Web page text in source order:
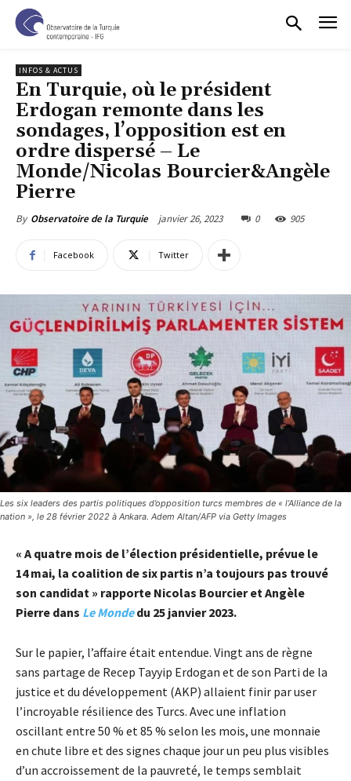
INFOS & ACTUS
En Turquie, où le président
Erdogan remonte dans les
sondages, l’opposition est en
ordre dispersé – Le
Monde/Nicolas Bourcier&Angèle
Pierre
By Observatoire de la Turquie janvier 26, 2023 0 905
Facebook Twitter
Les six leaders des partis politiques d’opposition turcs membres de « l’Alliance de la
nation », le 28 février 2022 à Ankara. Adem Altan/AFP via Getty Images
« A quatre mois de l’élection présidentielle, prévue le
14 mai, la coalition de six partis n’a toujours pas trouvé
son candidat » rapporte Nicolas Bourcier et Angèle
Pierre dans Le Mondedu 25 janvier 2023.
Sur le papier, l’affaire était entendue. Vingt ans de règne
sans partage de Recep Tayyip Erdogan et de son Parti de la
justice et du développement (AKP) allaient finir par user
l’incroyable résilience des Turcs. Avec une inflation
oscillant entre 50 % et 85 % selon les mois, une monnaie
en chute libre et des signes chaque jour un peu plus visibles
d’un accroissement de la pauvreté, le temps semblait